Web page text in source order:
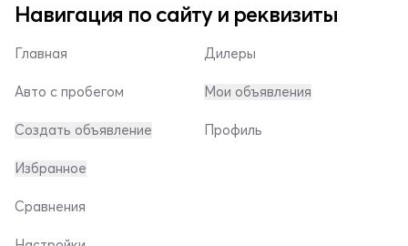
Навигация по сайту и реквизиты
Главная
Авто с пробегом
Создать объявление
Дилеры
Мои объявления
Профиль
Избранное
Сравнения